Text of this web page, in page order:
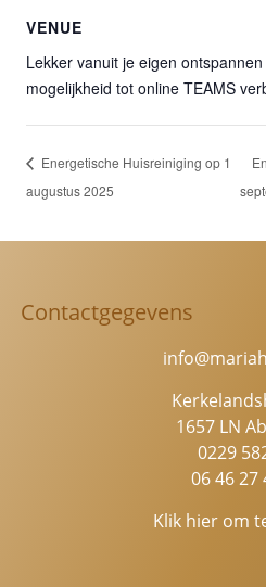
VENUE
Lekker vanuit je eigen
mogelijkheid tot online TEAMS
Energetische Huisreiniging op 1
augustus 2025
Contactgegevens
1657 LN
0229
06 46 27
Klik hier om